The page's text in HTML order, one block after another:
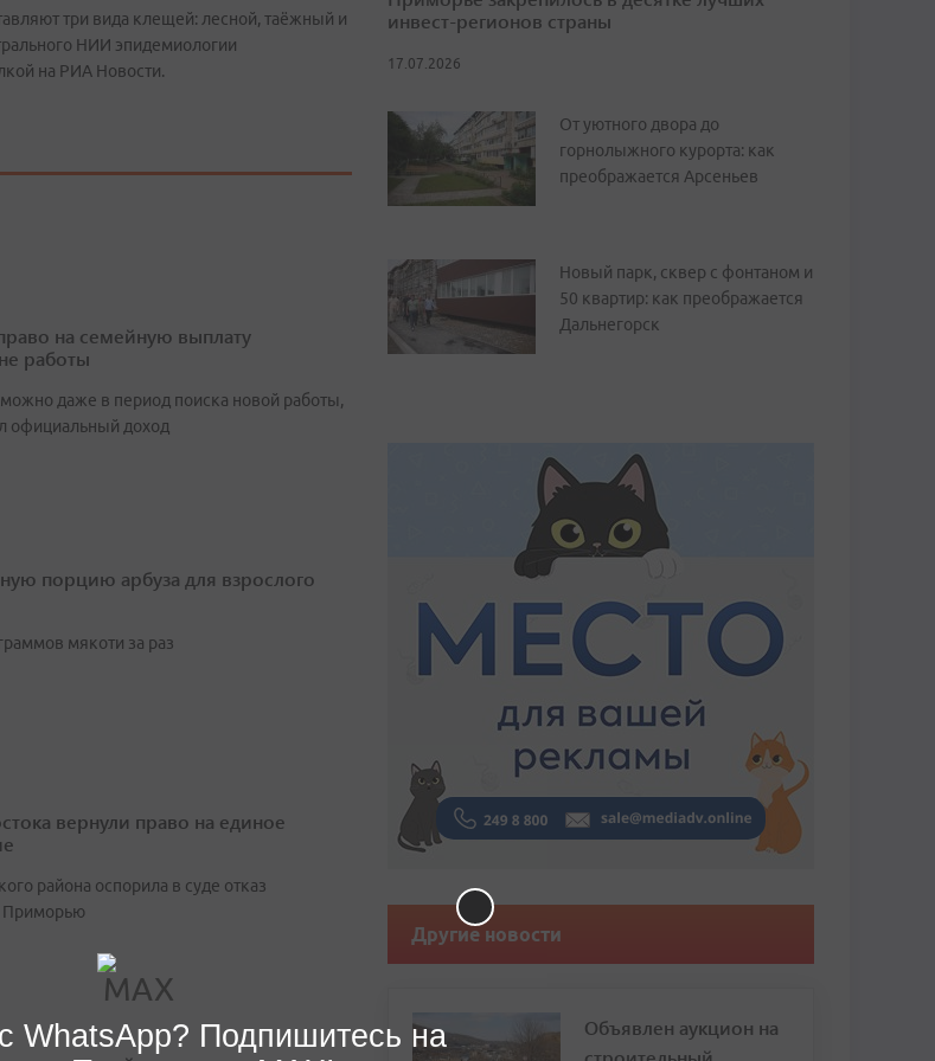
три вида клещей: лесной, таёжный и
НИИ эпидемиологии
на РИА Новости.
на семейную выплату
работы
даже в период поиска новой работы,
официальный доход
порцию арбуза для взрослого
мякоти за раз
вернули право на единое
района оспорила в суде отказ
Приморью
инвест-регионов страны
17.07.2026
От уютного двора до
горнолыжного курорта: как
преображается Арсеньев
Новый парк, сквер с фонтаном и
50 квартир: как преображается
Дальнегорск
Другие новости
Объявлен аукцион на
WhatsApp? Подпишитесь на